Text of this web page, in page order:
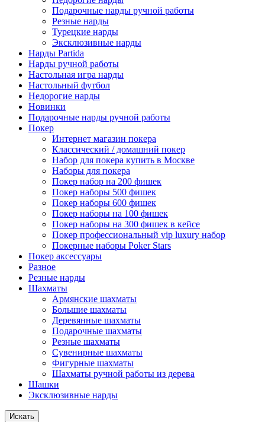
Подарочные нарды ручной работы
Резные нарды
Турецкие нарды
Эксклюзивные нарды
Нарды Partida
Нарды ручной работы
Настольная игра нарды
Настольный футбол
Недорогие нарды
Новинки
Подарочные нарды ручной работы
Покер
Интернет магазин покера
Классический / домашний покер
Набор для покера купить в Москве
Наборы для покера
Покер набор на 200 фишек
Покер наборы 500 фишек
Покер наборы 600 фишек
Покер наборы на 100 фишек
Покер наборы на 300 фишек в кейсе
Покер профессиональный vip luxury набор
Покерные наборы Poker Stars
Покер аксессуары
Разное
Резные нарды
Шахматы
Армянские шахматы
Большие шахматы
Деревянные шахматы
Подарочные шахматы
Резные шахматы
Сувенирные шахматы
Фигурные шахматы
Шахматы ручной работы из дерева
Шашки
Эксклюзивные нарды
Искать